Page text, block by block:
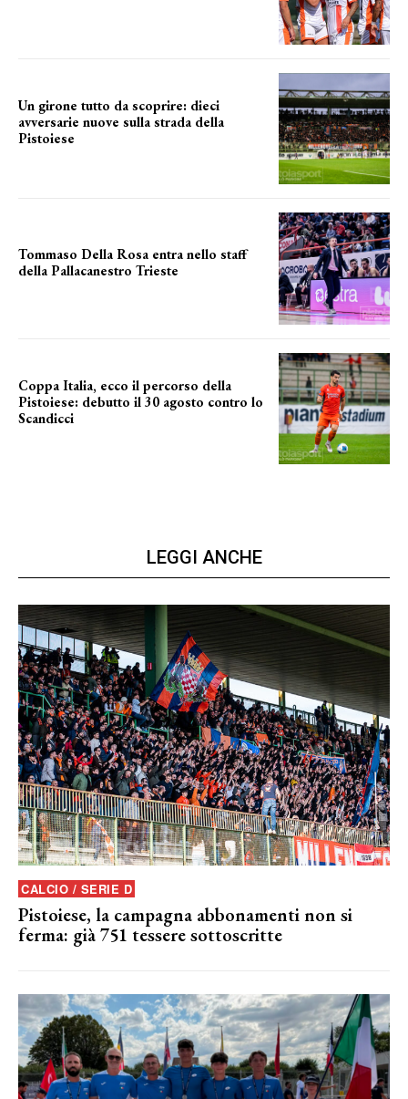
Un girone tutto da scoprire: dieci
avversarie nuove sulla strada della
Pistoiese
Tommaso Della Rosa entra nello staff
della Pallacanestro Trieste
Coppa Italia, ecco il percorso della
Pistoiese: debutto il 30 agosto contro lo
Scandicci
LEGGI ANCHE
CALCIO / SERIE D
Pistoiese, la campagna abbonamenti non si
ferma: già 751 tessere sottoscritte